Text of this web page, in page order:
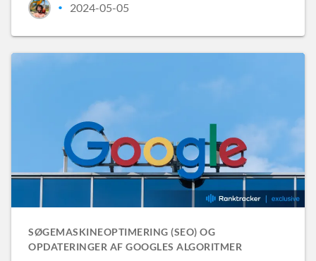
• 2024-05-05
SØGEMASKINEOPTIMERING (SEO) OG
OPDATERINGER AF GOOGLES ALGORITMER